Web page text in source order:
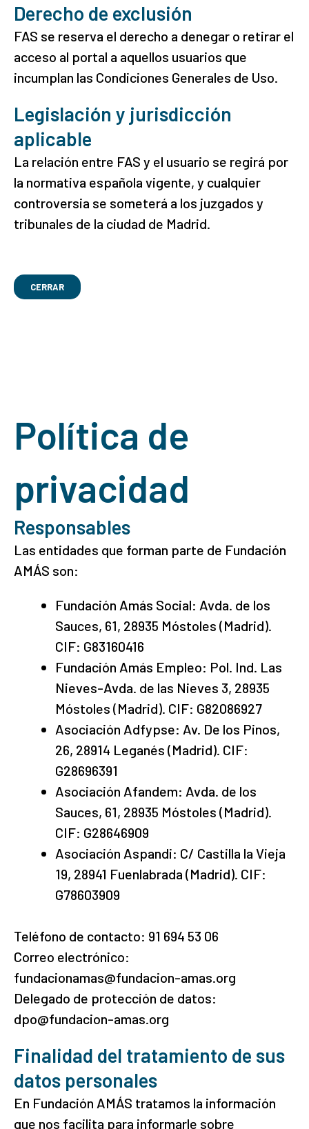
Derecho de exclusión
FAS se reserva el derecho a denegar o retirar el
acceso al portal a aquellos usuarios que
incumplan las Condiciones Generales de Uso.
Legislación y jurisdicción
aplicable
La relación entre FAS y el usuario se regirá por
la normativa española vigente, y cualquier
controversia se someterá a los juzgados y
tribunales de la ciudad de Madrid.
CERRAR
Política de
privacidad
Responsables
Las entidades que forman parte de Fundación
AMÁS son:
Fundación Amás Social: Avda. de los
Sauces, 61, 28935 Móstoles (Madrid).
CIF: G83160416
Fundación Amás Empleo: Pol. Ind. Las
Nieves-Avda. de las Nieves 3, 28935
Móstoles (Madrid). CIF: G82086927
Asociación Adfypse: Av. De los Pinos,
26, 28914 Leganés (Madrid). CIF:
G28696391
Asociación Afandem: Avda. de los
Sauces, 61, 28935 Móstoles (Madrid).
CIF: G28646909
Asociación Aspandi: C/ Castilla la Vieja
19, 28941 Fuenlabrada (Madrid). CIF:
G78603909
Teléfono de contacto: 91 694 53 06
Correo electrónico:
fundacionamas@fundacion-amas.org
Delegado de protección de datos:
dpo@fundacion-amas.org
Finalidad del tratamiento de sus
datos personales
En Fundación AMÁS tratamos la información
que nos facilita para informarle sobre